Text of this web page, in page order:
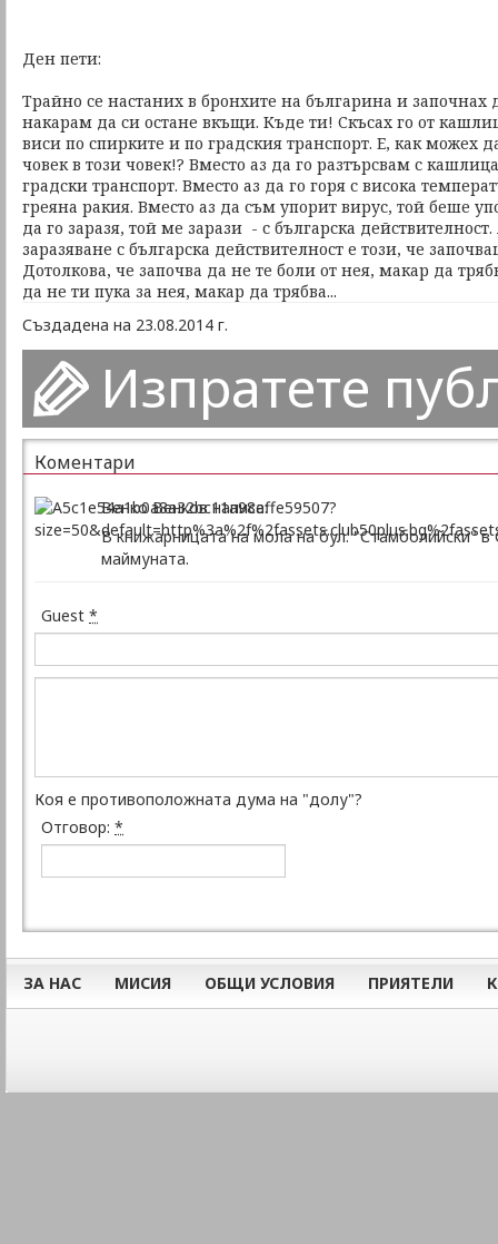
Ден пети:
Трайно се настаних в бронхите на българина и започнах
накарам да си остане вкъщи. Къде ти! Скъсах го от
виси по спирките и по градския транспорт. Е, как можех
човек в този човек!? Вместо аз да го разтърсвам с
градски транспорт. Вместо аз да го горя с висока
греяна ракия. Вместо аз да съм упорит вирус, той беше
да го заразя, той ме зарази - с българска
заразяване с българска действителност е този, че
Дотолкова, че започва да не те боли от нея, макар да
да не ти пука за нея, макар да трябва...
Създадена на 23.08.2014 г.
Изпратете
Коментари
Венко Венков написа:
В книжарницата на мола на бул. "Стамболийски"
маймуната.
Guest *
Коя е противоположната дума на "долу"?
Отговор: *
ЗА НАС МИСИЯ ОБЩИ УСЛОВИЯ ПРИЯТЕЛИ